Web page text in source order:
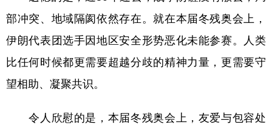
部冲突、地域隔阂依然存在。就在本届冬残奥会上，
伊朗代表团选手因地区安全形势恶化未能参赛。人类
比任何时候都更需要超越分歧的精神力量，更需要守
望相助、凝聚共识。
令人欣慰的是，本届冬残奥会上，友爱与包容处